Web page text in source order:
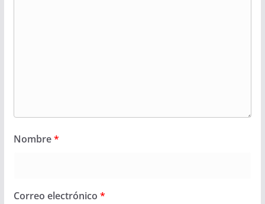
Nombre*
Correo electrónico *